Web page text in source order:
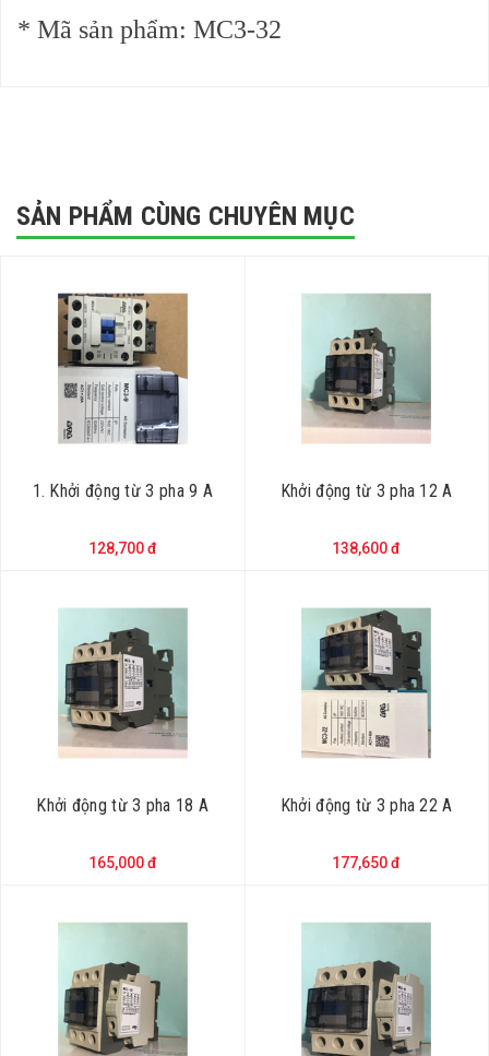
* Mã sản phẩm: MC3-32
SẢN PHẨM CÙNG CHUYÊN MỤC
1. Khởi động từ 3 pha 9 A
128,700 đ
Khởi động từ 3 pha 12 A
138,600 đ
Khởi động từ 3 pha 18 A
165,000 đ
Khởi động từ 3 pha 22 A
177,650 đ